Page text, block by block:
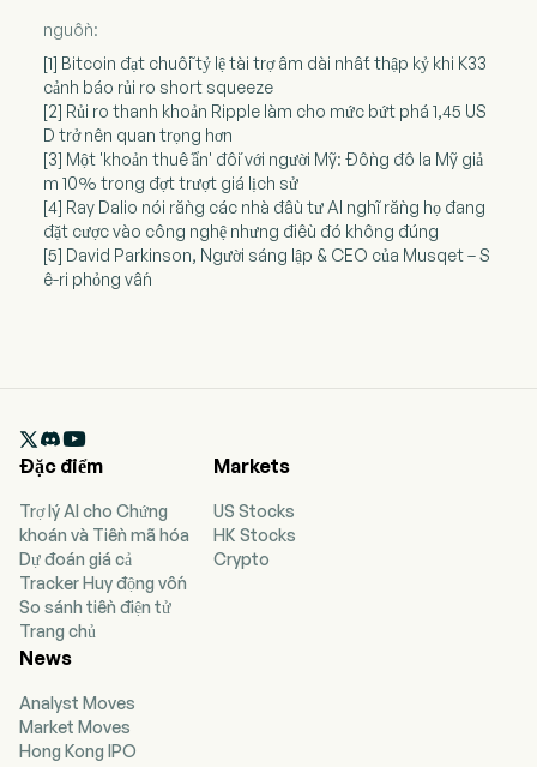
nguồn:
[1] Bitcoin đạt chuỗi tỷ lệ tài trợ âm dài nhất thập kỷ khi K33
cảnh báo rủi ro short squeeze
[2] Rủi ro thanh khoản Ripple làm cho mức bứt phá 1,45 US
D trở nên quan trọng hơn
[3] Một 'khoản thuế ẩn' đối với người Mỹ: Đồng đô la Mỹ giả
m 10% trong đợt trượt giá lịch sử
[4] Ray Dalio nói rằng các nhà đầu tư AI nghĩ rằng họ đang
đặt cược vào công nghệ nhưng điều đó không đúng
[5] David Parkinson, Người sáng lập & CEO của Musqet – S
ê-ri phỏng vấn

Đặc điểm
Trợ lý AI cho Chứng
khoán và Tiền mã hóa
Dự đoán giá cả
Tracker Huy động vốn
So sánh tiền điện tử
Trang chủ
Markets
US Stocks
HK Stocks
Crypto
News
Analyst Moves
Market Moves
Hong Kong IPO